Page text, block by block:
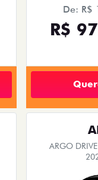
De: R$
R$
ARGO